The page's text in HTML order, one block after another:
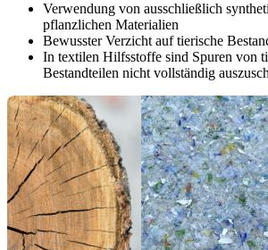
Verwendung von ausschließlich
pflanzlichen Materialien
Bewusster Verzicht auf tierische
In textilen Hilfsstoffe sind Spuren von
Bestandteilen nicht vollständig